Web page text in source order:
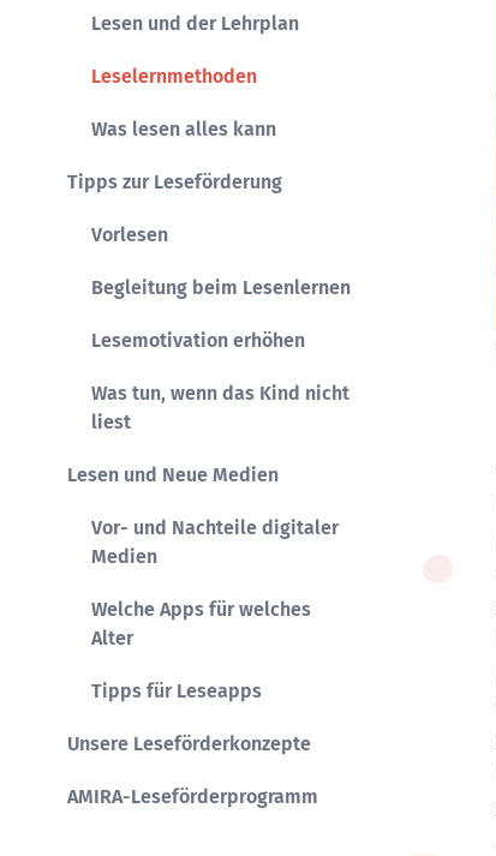
Lesen und der Lehrplan
Leselernmethoden
Was lesen alles kann
Tipps zur Leseförderung
Vorlesen
Begleitung beim Lesenlernen
Lesemotivation erhöhen
Was tun, wenn das Kind nicht
liest
Lesen und Neue Medien
Vor- und Nachteile digitaler
Medien
Welche Apps für welches
Alter
Tipps für Leseapps
Unsere Leseförderkonzepte
AMIRA-Leseförderprogramm